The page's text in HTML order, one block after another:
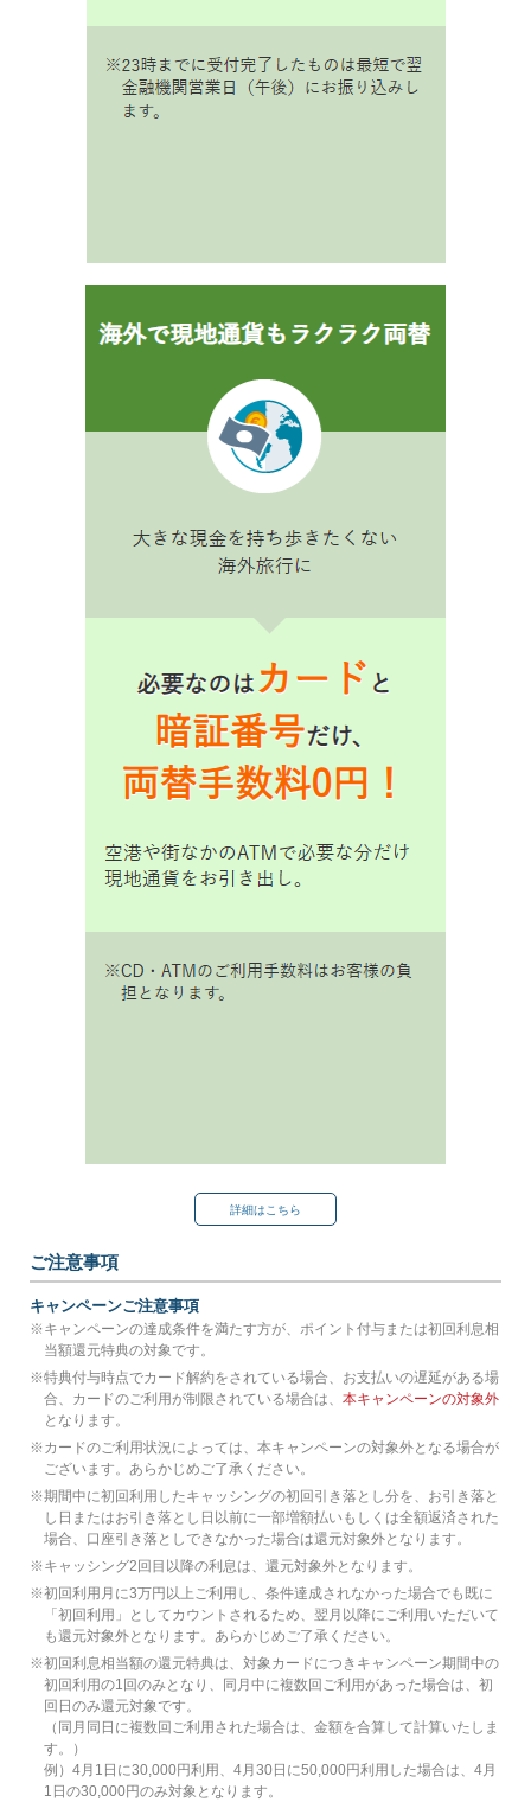
詳細はこちら
ご注意事項
キャンペーンご注意事項
※キャンペーンの達成条件を満たす方が、ポイント付与または初回利息相
当額還元特典の対象です。
※特典付与時点でカード解約をされている場合、お支払いの遅延がある場
合、カードのご利用が制限されている場合は、 本キャンペーンの対象外
となります。
※カードのご利用状況によっては、本キャンペーンの対象外となる場合が
ございます。あらかじめご了承ください。
※期間中に初回利用したキャッシングの初回引き落とし分を、お引き落と
し日またはお引き落とし日以前に一部増額払いもしくは全額返済された
場合、口座引き落としできなかった場合は還元対象外となります。
※キャッシング2回目以降の利息は、還元対象外となります。
※初回利用月に3万円以上ご利用し、条件達成されなかった場合でも既に
「初回利用」としてカウントされるため、翌月以降にご利用いただいて
も還元対象外となります。あらかじめご了承ください。
※初回利息相当額の還元特典は、対象カードにつきキャンペーン期間中の
初回利用の1回のみとなり、同月中に複数回ご利用があった場合は、初
回日のみ還元対象です。
（同月同日に複数回ご利用された場合は、金額を合算して計算いたしま
す。）
例）4月1日に30,000円利用、4月30日に50,000円利用した場合は、4月
1日の30,000円のみ対象となります。